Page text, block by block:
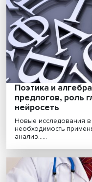
продукт
продукта ИИ
Тексты пишут не
совершенными